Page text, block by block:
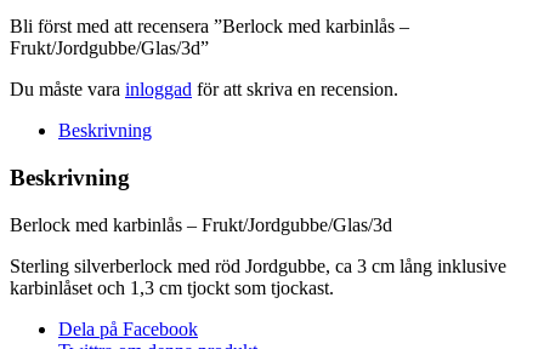
Bli först med att recensera ”Berlock med karbinlås –
Frukt/Jordgubbe/Glas/3d”
Du måste vara inloggad för att skriva en recension.
Beskrivning
Beskrivning
Berlock med karbinlås – Frukt/Jordgubbe/Glas/3d
Sterling silverberlock med röd Jordgubbe, ca 3 cm lång inklusive
karbinlåset och 1,3 cm tjockt som tjockast.
Dela på Facebook